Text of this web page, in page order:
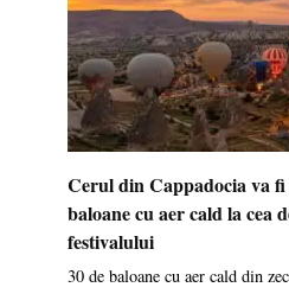
Cerul din Cappadocia va fi
baloane cu aer cald la cea
festivalului
30 de baloane cu aer cald din